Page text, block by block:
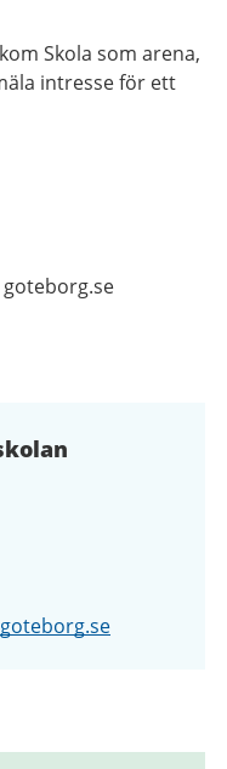
Skola som arena,
intresse för ett
goteborg.se